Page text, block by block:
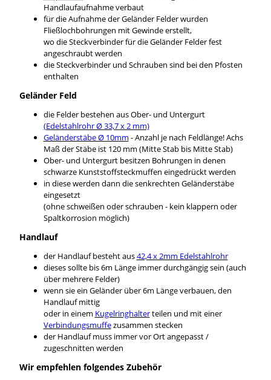
Handlaufaufnahme verbaut
für die Aufnahme der Geländer Felder wurden
Fließlochbohrungen mit Gewinde erstellt,
wo die Steckverbinder für die Geländer Felder fest
angeschraubt werden
die Steckverbinder und Schrauben sind bei den Pfosten
enthalten
Geländer Feld
die Felder bestehen aus Ober- und Untergurt
(Edelstahlrohr Ø 33,7 x 2 mm)
Geländerstäbe Ø 10mm - Anzahl je nach Feldlänge! Achs
Maß der Stäbe ist 120 mm (Mitte Stab bis Mitte Stab)
Ober- und Untergurt besitzen Bohrungen in denen
schwarze Kunststoffsteckmuffen eingedrückt werden
in diese werden dann die senkrechten Geländerstäbe
eingesetzt
(ohne schweißen oder schrauben - kein klappern oder
Spaltkorrosion möglich)
Handlauf
der Handlauf besteht aus42,4 x 2mm Edelstahlrohr
dieses sollte bis 6m Länge immer durchgängig sein (auch
über mehrere Felder)
wenn sie ein Geländer über 6m Länge verbauen, den
Handlauf mittig
oder in einem Kugelringhalterteilen und mit einer
Verbindungsmuffezusammen stecken
der Handlauf muss immer vor Ort angepasst /
zugeschnitten werden
Wir empfehlen folgendes Zubehör